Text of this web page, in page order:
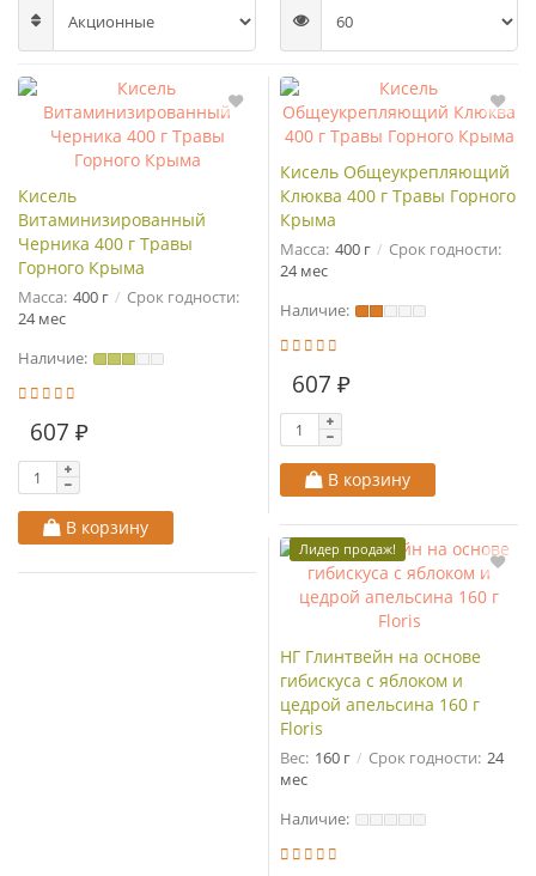
Кисель
Витаминизированный
Черника 400 г Травы
Горного Крыма
Масса: 400 г
Срок годности:
24 мес
Наличие:
607 ₽
В корзину
Кисель Общеукрепляющий
Клюква 400 г Травы Горного
Крыма
Масса: 400 г
Срок годности:
24 мес
Наличие:
607 ₽
В корзину
Лидер продаж!
НГ Глинтвейн на основе
гибискуса с яблоком и
цедрой апельсина 160 г
Floris
Вес: 160 г Срок годности: 24
мес
Наличие: